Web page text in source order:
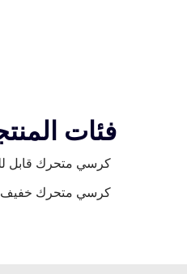
فئات
كرسي متحرك قابل
كرسي متحرك خفيف